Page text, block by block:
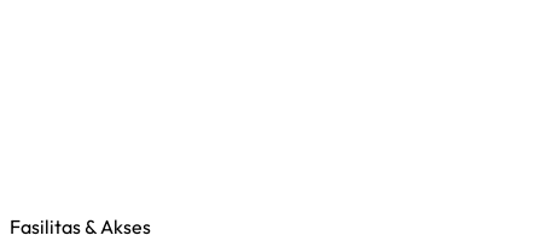
Fasilitas & Akses